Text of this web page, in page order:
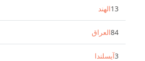
الهند13
العراق84
آيسلندا3